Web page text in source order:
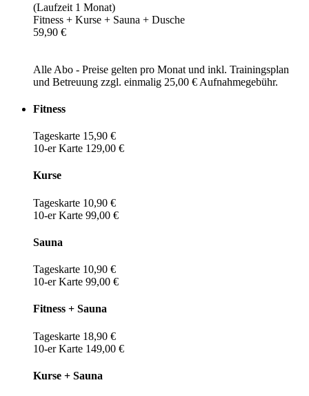
(Laufzeit 1 Monat)
Fitness + Kurse + Sauna + Dusche
59,90 €
Alle Abo - Preise gelten pro Monat und inkl. Trainingsplan
und Betreuung zzgl. einmalig 25,00 € Aufnahmegebühr.
Fitness
Tageskarte 15,90 €
10-er Karte 129,00 €
Kurse
Tageskarte 10,90 €
10-er Karte 99,00 €
Sauna
Tageskarte 10,90 €
10-er Karte 99,00 €
Fitness + Sauna
Tageskarte 18,90 €
10-er Karte 149,00 €
Kurse + Sauna